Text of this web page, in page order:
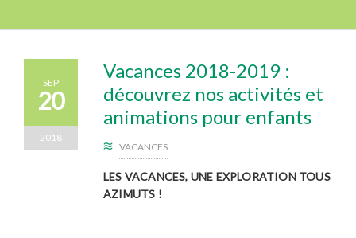
SEP
20
2018
Vacances 2018-2019 :
découvrez nos activités et
animations pour enfants
VACANCES
LES VACANCES, UNE EXPLORATION TOUS
AZIMUTS !